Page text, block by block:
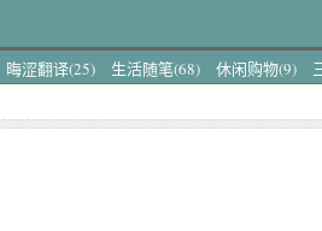
晦涩翻译(25) 生活随笔(68) 休闲购物(9)